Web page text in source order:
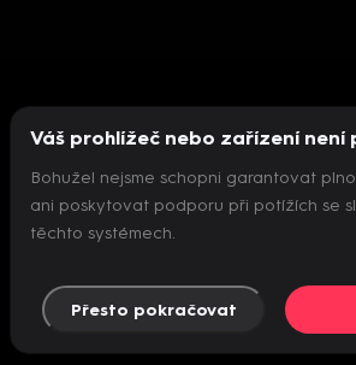
Nepodařilo se inicializovat
Váš prohlížeč nebo zařízení není
Bohužel nejsme schopni garantovat
ani poskytovat podporu při potížích se
těchto systémech.
Přesto pokračovat